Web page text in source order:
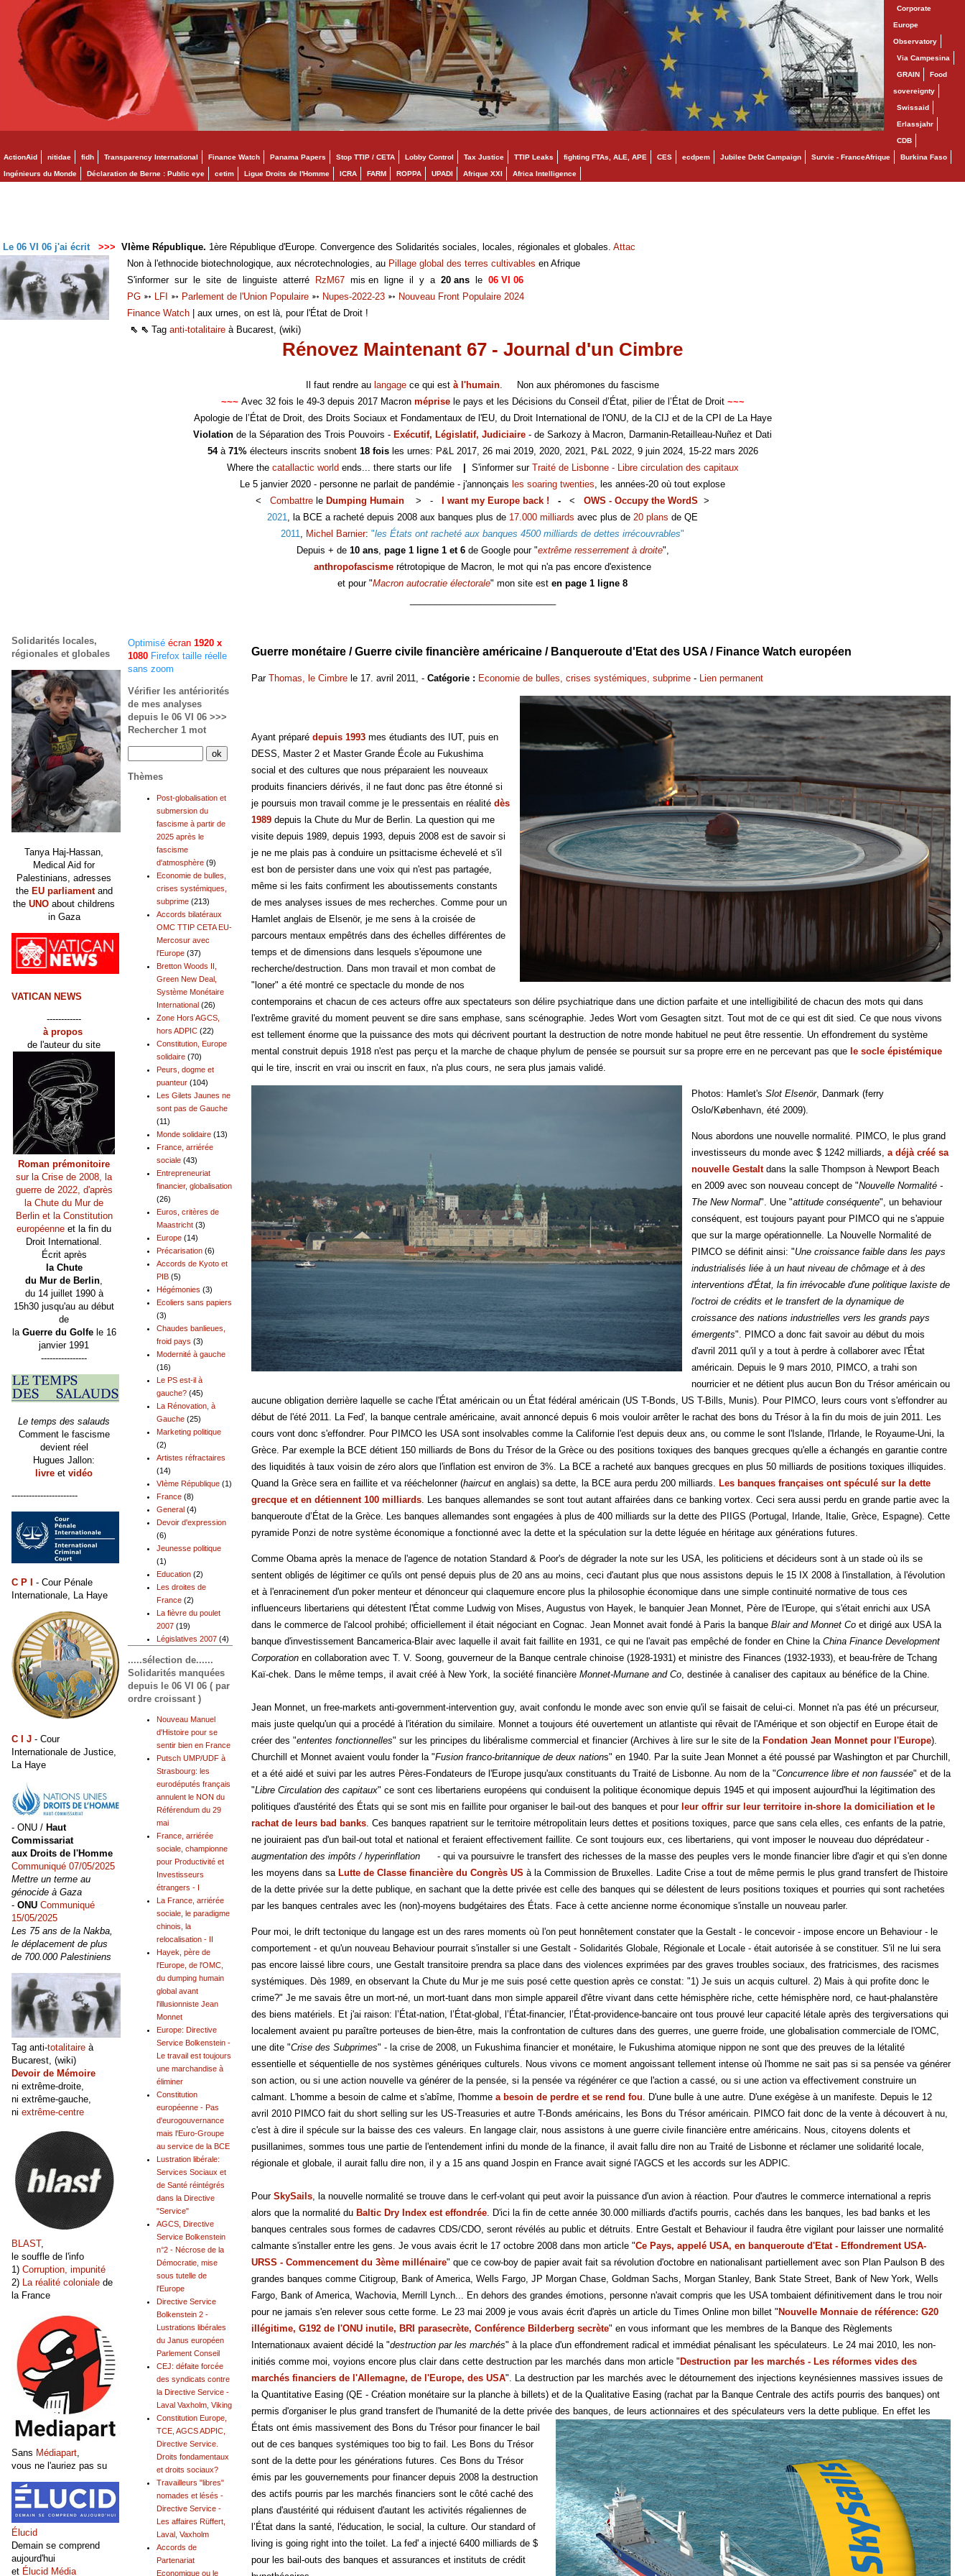
Corporate
Europe
Observatory
Via Campesina
GRAIN Food
sovereignty
Swissaid
Erlassjahr
CDB
ActionAid nitidae fidh Transparency International Finance Watch Panama Papers Stop TTIP / CETA Lobby Control Tax Justice TTIP Leaks fighting FTAs, ALE, APE CES ecdpem Jubilee Debt Campaign Survie - FranceAfrique Burkina Faso
Ingénieurs du Monde Déclaration de Berne : Public eye cetim Ligue Droits de l'Homme ICRA FARM ROPPA UPADI Afrique XXI Africa Intelligence
Le 06 VI 06 j'ai écrit >>> VIème République. 1ère République d'Europe. Convergence des Solidarités sociales, locales, régionales et globales. Attac
Non à l'ethnocide biotechnologique, aux nécrotechnologies, au Pillage global des terres cultivables en Afrique
S'informer sur le site de linguiste atterré RzM67 mis en ligne il y a20 ans le 06 VI 06
PG ➳ LFI ➳ Parlement de l'Union Populaire ➳ Nupes-2022-23 ➳ Nouveau Front Populaire 2024
Finance Watch | aux urnes, on est là, pour l'État de Droit !
⇖ ⇖ Taganti-totalitaire à Bucarest, (wiki)
Rénovez Maintenant 67 - Journal d'un Cimbre
Il faut rendre au langage ce qui est à l'humain. Non aux phéromones du fascisme
~~~ Avec 32 fois le 49-3 depuis 2017 Macron méprisele pays et les Décisions du Conseil d’État, pilier de l’État de Droit~~~
Apologie de l’État de Droit, des Droits Sociaux et Fondamentaux de l'EU, du Droit International de l'ONU, de la CIJ et de la CPI de La Haye
Violation de la Séparation des Trois Pouvoirs - Exécutif, Législatif, Judiciaire - de Sarkozy à Macron, Darmanin-Retailleau-Nuñez et Dati
54à 71%électeurs inscrits snobent 18 foisles urnes: P&L 2017, 26 mai 2019, 2020, 2021, P&L 2022, 9 juin 2024, 15-22 mars 2026
Where the catallactic world ends... there starts our life S'informer sur Traité de Lisbonne - Libre circulation des capitaux
Le 5 janvier 2020 - personne ne parlait de pandémie - j'annonçais les soaring twenties, les années-20 où tout explose
< Combattre le Dumping Humain > - I want my Europe back ! - < OWS - Occupy the WordS >
2021, la BCE a racheté depuis 2008 aux banques plus de 17.000 milliards avec plus de 20 plans de QE
2011, Michel Barnier: "les États ont racheté aux banques 4500 milliards de dettes irrécouvrables"
Depuis + de 10 ans, page 1 ligne 1 et 6 de Google pour "extrême resserrement à droite",
anthropofascisme rétrotopique de Macron, le mot qui n'a pas encore d'existence
et pour "Macron autocratie électorale" mon site est en page 1 ligne 8
Guerre monétaire / Guerre civile financière américaine / Banqueroute d'Etat des USA / Finance Watch européen
Par Thomas, le Cimbre le 17. avril 2011, - Catégorie : Economie de bulles, crises systémiques, subprime - Lien permanent
Ayant préparé depuis 1993 mes étudiants des IUT, puis en
DESS, Master 2 et Master Grande École au Fukushima
social et des cultures que nous préparaient les nouveaux
produits financiers dérivés, il ne faut donc pas être étonné si
je poursuis mon travail comme je le pressentais en réalité dès
1989 depuis la Chute du Mur de Berlin. La question qui me
visite depuis 1989, depuis 1993, depuis 2008 est de savoir si
je ne me plais pas à conduire un psittacisme échevelé et s'il
est bon de persister dans une voix qui n'est pas partagée,
même si les faits confirment les aboutissements constants
de mes analyses issues de mes recherches. Comme pour un
Hamlet anglais de Elsenör, je me sens à la croisée de
parcours mentaux empêtrés dans des échelles différentes de
temps et de dimensions dans lesquels s'époumone une
recherche/destruction. Dans mon travail et mon combat de
"loner" a été montré ce spectacle du monde de nos
contemporains et chacun de ces acteurs offre aux spectateurs son délire psychiatrique dans une diction parfaite et une intelligibilité de chacun des mots qui dans
l'extrême gravité du moment peuvent se dire sans emphase, sans scénographie. Jedes Wort vom Gesagten sitzt. Tout mot de ce qui est dit sied. Ce que nous vivons
est tellement énorme que la puissance des mots qui décrivent pourtant la destruction de notre monde habituel ne peut être ressentie. Un effondrement du système
mental construit depuis 1918 n'est pas perçu et la marche de chaque phylum de pensée se poursuit sur sa propre erre en ne percevant pas que le socle épistémique
qui le tire, inscrit en vrai ou inscrit en faux, n'a plus cours, ne sera plus jamais validé.
Photos: Hamlet'sSlot Elsenör, Danmark (ferry
Oslo/København, été 2009).
Nous abordons une nouvelle normalité. PIMCO, le plus grand
investisseurs du monde avec $ 1242 milliards,a déjà créé sa
nouvelle Gestaltdans la salle Thompson à Newport Beach
en 2009 avec son nouveau concept de "NouvelleNormalité -
The NewNormal". Une "attitude conséquente", un behaviour
conséquent, est toujours payant pour PIMCO qui ne s'appuie
que sur la marge opérationnelle. La Nouvelle Normalité de
PIMCO se définit ainsi: "Une croissance faible dans les pays
industrialisés liée à un haut niveau de chômage et à des
interventions d'État, la fin irrévocable d'une politique laxiste de
l'octroi de crédits et le transfert de la dynamique de
croissance des nations industrielles vers les grands pays
émergents". PIMCO a donc fait savoir au début du mois
d'avril 2011 qu'il y a tout à perdre à collaborer avec l'État
américain. Depuis le 9 mars 2010, PIMCO, a trahi son
nourricier et ne détient plus aucun Bon du Trésor américain ou
aucune obligation derrière laquelle se cache l'État américain ou un État fédéral américain (US T-Bonds, US T-Bills, Munis). Pour PIMCO, leurs cours vont s'effondrer au
début de l'été 2011. La Fed', la banque centrale américaine, avait annoncé depuis 6 mois vouloir arrêter le rachat des bons du Trésor à la fin du mois de juin 2011. Les
cours vont donc s'effondrer. Pour PIMCO les USA sont insolvables comme la Californie l'est depuis deux ans, ou comme le sont l'Islande, l'Irlande, le Royaume-Uni, la
Grèce. Par exemple la BCE détient 150 milliards de Bons du Trésor de la Grèce ou des positions toxiques des banques grecques qu'elle a échangés en garantie contre
des liquidités à taux voisin de zéro alors que l'inflation est environ de 3%. La BCE a racheté aux banques grecques en plus 50 milliards de positions toxiques illiquides.
Quand la Grèce sera en faillite et va rééchelonner (haircut en anglais) sa dette, la BCE aura perdu 200 milliards.
Les banques françaises ont spéculé sur la dette
grecque et en détiennent 100 milliards . Les banques allemandes se sont tout autant affairées dans ce banking vortex. Ceci sera aussi perdu en grande partie avec la
banqueroute d’État de la Grèce. Les banques allemandes sont engagées à plus de 400 milliards sur la dette des PIIGS (Portugal, Irlande, Italie, Grèce, Espagne). Cette
pyramide Ponzi de notre système économique a fonctionné avec la dette et la spéculation sur la dette léguée en héritage aux générations futures.
Comme Obama après la menace de l'agence de notation Standard & Poor's de dégrader la note sur les USA, les politiciens et décideurs sont à un stade où ils se
sentent obligés de légitimer ce qu'ils ont pensé depuis plus de 20 ans au moins, ceci d'autant plus que nous assistons depuis le 15 IX 2008 à l'installation, à l'évolution
et à l'enracinement d'un poker menteur et dénonceur qui claquemure encore plus la philosophie économique dans une simple continuité normative de tous ces
influenceurs libertariens qui détestent l'État comme Ludwig von Mises, Augustus von Hayek, le banquier Jean Monnet, Père de l'Europe, qui s'était enrichi aux USA
dans le commerce de l'alcool prohibé; officiellement il était négociant en Cognac. Jean Monnet avait fondé à Paris la banque Blair and Monnet Co et dirigé aux USA la
banque d'investissement Bancamerica-Blair avec laquelle il avait fait faillite en 1931, ce qui ne l'avait pas empêché de fonder en Chine la China Finance Development
Corporation en collaboration avec T. V. Soong, gouverneur de la Banque centrale chinoise (1928-1931) et ministre des Finances (1932-1933), et beau-frère de Tchang
Kaï-chek. Dans le même temps, il avait créé à New York, la société financière Monnet-Murnane and Co, destinée à canaliser des capitaux au bénéfice de la Chine.
Jean Monnet, un free-markets anti-government-intervention guy, avait confondu le monde avec son envie qu'il se faisait de celui-ci. Monnet n'a pas été un précurseur,
mais juste quelqu'un qui a procédé à l'itération du similaire. Monnet a toujours été ouvertement un atlantiste qui rêvait de l'Amérique et son objectif en Europe était de
créer des "ententes fonctionnelles" sur les principes du libéralisme commercial et financier (Archives à lire sur le site de la Fondation Jean Monnet pour l'Europe).
Churchill et Monnet avaient voulu fonder la "Fusion franco-britannique de deux nations" en 1940. Par la suite Jean Monnet a été poussé par Washington et par Churchill,
et a été aidé et suivi par les autres Pères-Fondateurs de l'Europe jusqu'aux constituants du Traité de Lisbonne. Au nom de la "Concurrence libre et non faussée" et de la
"Libre Circulation des capitaux" ce sont ces libertariens européens qui conduisent la politique économique depuis 1945 et qui imposent aujourd'hui la légitimation des
politiques d'austérité des États qui se sont mis en faillite pour organiser le bail-out des banques et pour leur offrir sur leur territoire in-shore la domiciliation et le
rachat de leurs bad banks. Ces banques rapatrient sur le territoire métropolitain leurs dettes et positions toxiques, parce que sans cela elles, ces enfants de la patrie,
ne jouiraient pas d'un bail-out total et national et feraient effectivement faillite. Ce sont toujours eux, ces libertariens, qui vont imposer le nouveau duo déprédateur -
augmentation des impôts / hyperinflation - qui va poursuivre le transfert des richesses de la masse des peuples vers le monde financier libre d'agir et qui s'en donne
les moyens dans sa Lutte de Classe financière du Congrès US à la Commission de Bruxelles. Ladite Crise a tout de même permis le plus grand transfert de l'histoire
de la dette privée sur la dette publique, en sachant que la dette privée est celle des banques qui se délestent de leurs positions toxiques et pourries qui sont rachetées
par les banques centrales avec les (non)-moyens budgétaires des États. Face à cette ancienne norme économique s'installe un nouveau parler.
Pour moi, le drift tectonique du langage est un des rares moments où l'on peut honnêtement constater que la Gestalt - le concevoir - impose encore un Behaviour - le
comportement - et qu'un nouveau Behaviour pourrait s'installer si une Gestalt - Solidarités Globale, Régionale et Locale - était autorisée à se constituer. S'il ne lui sera
pas encore laissé libre cours, une Gestalt transitoire prendra sa place dans des violences exprimées par des graves troubles sociaux, des fratricismes, des racismes
systémiques. Dès 1989, en observant la Chute du Mur je me suis posé cette question après ce constat: "1) Je suis un acquis culturel. 2) Mais à qui profite donc le
crime?" Je me savais être un mort-né, un mort-tuant dans mon simple appareil d'être vivant dans cette hémisphère riche, cette hémisphère nord, ce haut-phalanstère
des biens matériels. Et j'ai raison: l’État-nation, l’État-global, l’État-financier, l’État-providence-bancaire ont tous prouvé leur capacité létale après des tergiversations qui
localement avaient pu paraître porteuses de bien-être, mais la confrontation de cultures dans des guerres, une guerre froide, une globalisation commerciale de l'OMC,
une dite "Crise des Subprimes" - la crise de 2008, un Fukushima financier et monétaire, le Fukushima atomique nippon ne sont que des preuves de la létalité
essentielle et séquentielle de nos systèmes génériques culturels. Nous vivons ce moment angoissant tellement intense où l'homme ne sait pas si sa pensée va générer
son action, ou si une action nouvelle va générer de la pensée, si la pensée va régénérer ce que l'action a cassé, ou si une action va effectivement construire un
calmant. L'homme a besoin de calme et s'abîme, l'homme a besoin de perdre et se rend fou. D'une bulle à une autre. D'une exégèse à un manifeste. Depuis le 12
avril 2010 PIMCO fait du short selling sur les US-Treasuries et autre T-Bonds américains, les Bons du Trésor américain. PIMCO fait donc de la vente à découvert à nu,
c'est à dire il spécule sur la baisse des ces valeurs. En langage clair, nous assistons à une guerre civile financière entre américains. Nous, citoyens dolents et
pusillanimes, sommes tous une partie de l'entendement infini du monde de la finance, il avait fallu dire non au Traité de Lisbonne et réclamer une solidarité locale,
régionale et globale, il aurait fallu dire non, il y a 15 ans quand Jospin en France avait signé l'AGCS et les accords sur les ADPIC.
Pour SkySails, la nouvelle normalité se trouve dans le cerf-volant qui peut avoir la puissance d'un avion à réaction. Pour d'autres le commerce international a repris
alors que la normalité du Baltic Dry Index est effondrée. D'ici la fin de cette année 30.000 milliards d'actifs pourris, cachés dans les banques, les bad banks et les
banques centrales sous formes de cadavres CDS/CDO, seront révélés au public et détruits. Entre Gestalt et Behaviour il faudra être vigilant pour laisser une normalité
calmante s'installer entre les gens. Je vous avais écrit le 17 octobre 2008 dans mon article "Ce Pays, appelé USA, en banqueroute d'Etat - Effondrement USA-
URSS - Commencement du 3ème millénaire" que ce cow-boy de papier avait fait sa révolution d'octobre en nationalisant partiellement avec son Plan Paulson B des
grandes banques comme Citigroup, Bank of America, Wells Fargo, JP Morgan Chase, Goldman Sachs, Morgan Stanley, Bank State Street, Bank of New York, Wells
Fargo, Bank of America, Wachovia, Merrill Lynch... En dehors des grandes émotions, personne n'avait compris que les USA tombaient définitivement dans le trou noir
pour ne jamais s'en relever sous cette forme. Le 23 mai 2009 je vous avais écrit d'après un article du Times Online mon billet " Nouvelle Monnaie de référence: G20
illégitime, G192 de l'ONU inutile, BRI parasecrète, Conférence Bilderberg secrète" en vous informant que les membres de la Banque des Règlements
Internationaux avaient décidé la "destruction par les marchés" à la place d'un effondrement radical et immédiat pénalisant les spéculateurs. Le 24 mai 2010, les non-
initiés comme moi, voyions encore plus clair dans cette destruction par les marchés dans mon article " Destruction par les marchés - Les réformes vides des
marchés financiers de l'Allemagne, de l'Europe, des USA". La destruction par les marchés avec le détournement des injections keynésiennes massives issues de
la Quantitative Easing (QE - Création monétaire sur la planche à billets) et de la Qualitative Easing (rachat par la Banque Centrale des actifs pourris des banques) ont
permis d'organiser le plus grand transfert de l'humanité de la dette privée des banques, de leurs actionnaires et des spéculateurs vers la dette publique. En effet les
États ont émis massivement des Bons du Trésor pour financer le bail
out de ces banques systémiques too big to fail. Les Bons du Trésor
sont de la dette pour les générations futures. Ces Bons du Trésor
émis par les gouvernements pour financer depuis 2008 la destruction
des actifs pourris par les marchés financiers sont le côté caché des
plans d'austérité qui réduisent d'autant les activités régaliennes de
l’État dans la santé, l'éducation, le social, la culture. Our standard of
living is going right into the toilet. La fed' a injecté 6400 milliards de $
pour les bail-outs des banques et assurances et instituts de crédit
Optimisé écran 1920 x
1080 Firefox taille réelle
sans zoom
Vérifier les antériorités
de mes analyses
depuis le 06 VI 06 >>>
Rechercher 1 mot
Thèmes
Post-globalisation et
submersion du
fascisme à partir de
2025 après le
fascisme
d'atmosphère (9)
Economie de bulles,
crises systémiques,
subprime (213)
Accords bilatéraux
OMC TTIP CETA EU-
Mercosur avec
l'Europe (37)
Bretton Woods II,
Green New Deal,
Système Monétaire
International (26)
Zone Hors AGCS,
hors ADPIC (22)
Constitution, Europe
solidaire (70)
Peurs, dogme et
puanteur (104)
Les Gilets Jaunes ne
sont pas de Gauche
(11)
Monde solidaire (13)
France, arriérée
sociale (43)
Entrepreneuriat
financier, globalisation
(26)
Euros, critères de
Maastricht (3)
Europe (14)
Précarisation (6)
Accords de Kyoto et
PIB (5)
Hégémonies (3)
Ecoliers sans papiers
(3)
Chaudes banlieues,
froid pays (3)
Modernité à gauche
(16)
Le PS est-il à
gauche? (45)
La Rénovation, à
Gauche (25)
Marketing politique
(2)
Artistes réfractaires
(14)
VIème République (1)
France (8)
General (4)
Devoir d'expression
(6)
Jeunesse politique
(1)
Education (2)
Les droites de
France (2)
La fièvre du poulet
2007 (19)
Législatives 2007 (4)
.....sélection de......
Solidarités manquées
depuis le 06 VI 06 ( par
ordre croissant )
Nouveau Manuel
d'Histoire pour se
sentir bien en France
Putsch UMP/UDF à
Strasbourg: les
eurodéputés français
annulent le NON du
Référendum du 29
mai
France, arriérée
sociale, championne
pour Productivité et
Investisseurs
étrangers - I
La France, arriérée
sociale, le paradigme
chinois, la
relocalisation - II
Hayek, père de
l'Europe, de l'OMC,
du dumping humain
global avant
l'illusionniste Jean
Monnet
Europe: Directive
Service Bolkenstein -
Le travail est toujours
une marchandise à
éliminer
Constitution
européenne - Pas
d'eurogouvernance
mais l'Euro-Groupe
au service de la BCE
Lustration libérale:
Services Sociaux et
de Santé réintégrés
dans la Directive
"Service"
AGCS, Directive
Service Bolkenstein
n°2 - Nécrose de la
Démocratie, mise
sous tutelle de
l'Europe
Directive Service
Bolkenstein 2 -
Lustrations libérales
du Janus européen
Parlement Conseil
CEJ: défaite forcée
des syndicats contre
la Directive Service -
Laval Vaxholm, Viking
Constitution Europe,
TCE, AGCS ADPIC,
Directive Service.
Droits fondamentaux
et droits sociaux?
Travailleurs "libres"
nomades et lésés -
Directive Service -
Les affaires Rüffert,
Laval, Vaxholm
Accords de
Partenariat
Economique ou le
Solidarités locales,
régionales et globales
Tanya Haj-Hassan,
Medical Aid for
Palestinians, adresses
the EU parliamentand
the UNO about childrens
in Gaza
VATICAN NEWS
------------
à propos
de l'auteur du site
Roman prémonitoire
sur la Crise de 2008, la
guerre de 2022, d'après
la Chute du Mur de
Berlin et la Constitution
européenne et la fin du
Droit International.
Écrit après
la Chute
du Mur de Berlin
du 14 juillet 1990 à
15h30 jusqu'au au début
de
la Guerre du Golfele 16
janvier 1991
----------------
Le temps des salauds
Comment le fascisme
devient réel
Hugues Jallon:
livre et vidéo
-----------------------
C P I
- Cour Pénale
Internationale, La Haye
C I J - Cour
Internationale de Justice,
La Haye
- ONU / Haut
Commissariat
aux Droits de l'Homme
Communiqué 07/05/2025
Mettre un terme au
génocide à Gaza
- ONU Communiqué
15/05/2025
Les 75 ans de la Nakba,
le déplacement de plus
de 700.000 Palestiniens
Tag anti-totalitaire à
Bucarest, (wiki)
Devoir de Mémoire
ni extrême-droite,
ni extrême-gauche,
ni extrême-centre
BLAST,
le souffle de l'info
1) Corruption, impunité
2)
La réalité coloniale de
la France
Sans Médiapart
vous ne l'auriez pas su
Élucid
Demain se comprend
aujourd'hui
et Élucid Média